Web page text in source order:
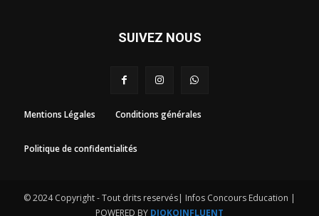
SUIVEZ NOUS
Mentions Légales Conditions générales
Politique de confidentialités
© 2024 Copyright - Tout drits reservés| Infos Concours Education |
POWERED BY DJOKOINFLUENT